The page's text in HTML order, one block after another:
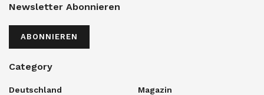
Newsletter Abonnieren
ABONNIEREN
Category
Deutschland
Magazin